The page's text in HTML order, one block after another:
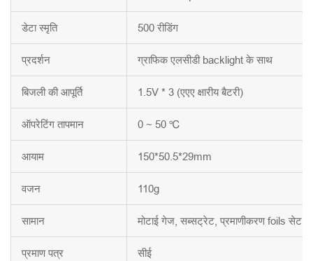
डेटा स्मृति 500 रीडिंग
प्रदर्शन ग्राफिक एलसीडी backlight के साथ
बिजली की आपूर्ति 1.5V * 3 (एएए क्षारीय बैटरी)
ऑपरेटिंग तापमान 0 ~ 50 ℃
आयाम 150*50.5*29mm
वजन 110g
सामान मोटाई गेज, सब्सट्रेट, प्रमाणीकरण foils सेट,
प्रमाण पत्र सीई